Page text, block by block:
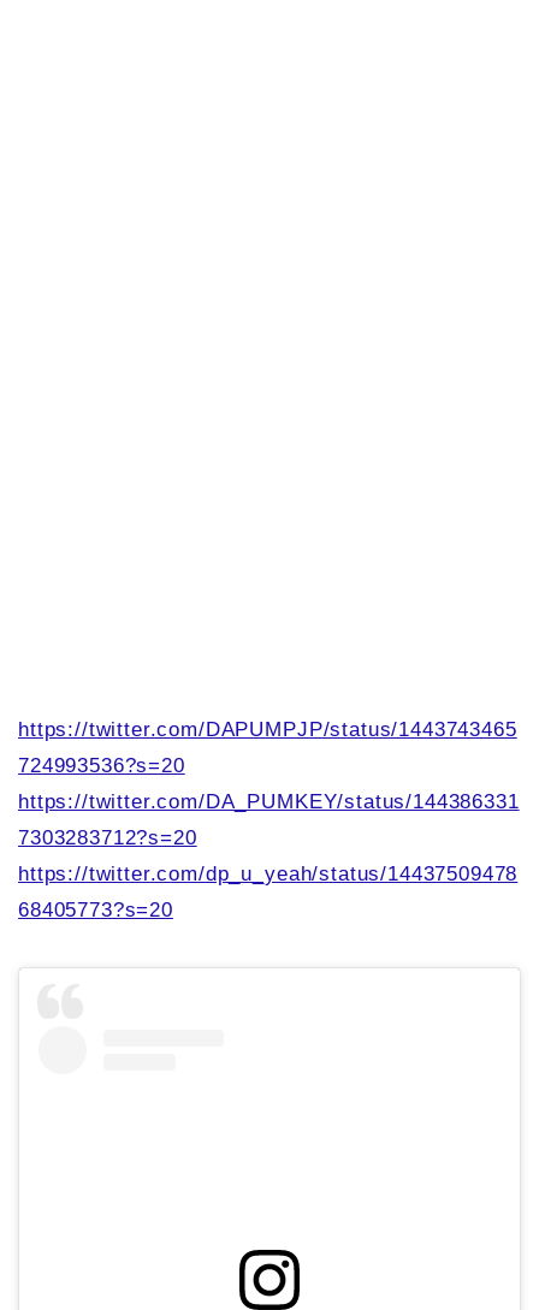
https://twitter.com/DAPUMPJP/status/1443743465
724993536?s=20
https://twitter.com/DA_PUMKEY/status/144386331
7303283712?s=20
https://twitter.com/dp_u_yeah/status/14437509478
68405773?s=20